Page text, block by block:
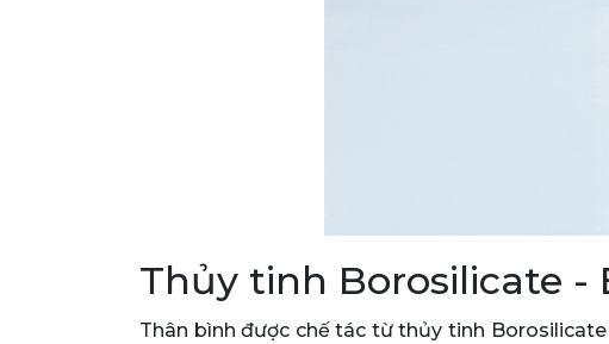
Thủy tinh Borosilicate -
Thân bình được chế tác từ thủy tinh